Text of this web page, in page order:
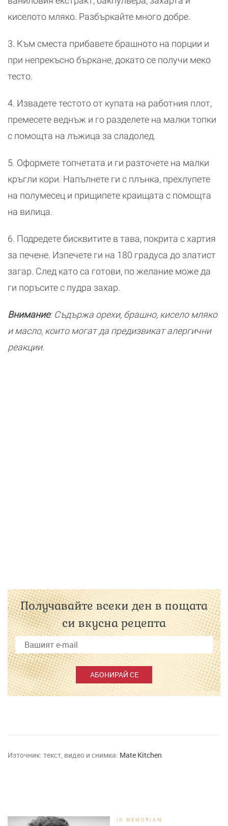
киселото мляко. Разбъркайте много добре.
3. Към сместа прибавете брашното на порции и
при непрекъсно бъркане, докато се получи меко
тесто.
4. Извадете тестото от купата на работния плот,
премесете веднъж и го разделете на малки топки
с помощта на лъжица за сладолед.
5. Оформете топчетата и ги разточете на малки
кръгли кори. Напълнете ги с плънка, прехлупете
на полумесец и прищипете краищата с помощта
на вилица.
6. Подредете бисквитите в тава, покрита с хартия
за печене. Изпечете ги на 180 градуса до златист
загар. След като са готови, по желание може да
ги поръсите с пудра захар.
Внимание: Съдържа орехи, брашно, кисело мляко
и масло, които могат да предизвикат алергични
реакции.
Получавайте всеки ден в пощата
си вкусна рецепта
АБОНИРАЙ СЕ
Източник: текст, видео и снимка: Mate Kitchen
IN MEMORIAM